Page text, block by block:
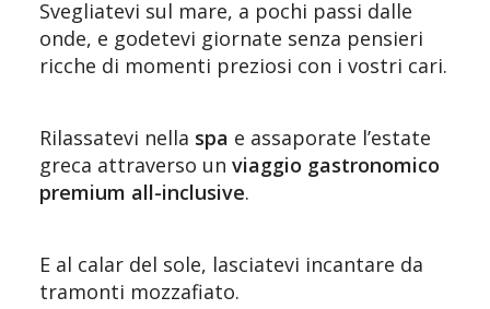
Svegliatevi sul mare, a pochi passi dalle
onde, e godetevi giornate senza pensieri
ricche di momenti preziosi con i vostri cari.
Rilassatevi nella spa e assaporate l’estate
greca attraverso un viaggio gastronomico
premium all-inclusive.
E al calar del sole, lasciatevi incantare da
tramonti mozzafiato.